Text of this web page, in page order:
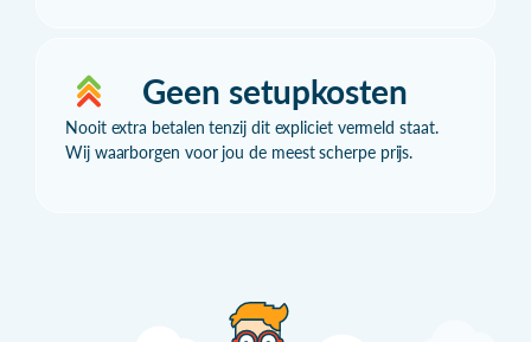
Geen setupkosten
Nooit extra betalen tenzij dit expliciet vermeld staat.
Wij waarborgen voor jou de meest scherpe prijs.